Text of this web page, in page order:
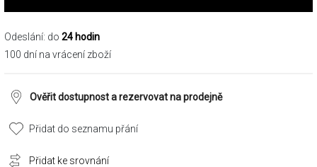
Odeslání: do 24 hodin
100 dní na vrácení zboží
Ověřit dostupnost a rezervovat na prodejně
Přidat do seznamu přání
Přidat ke srovnání